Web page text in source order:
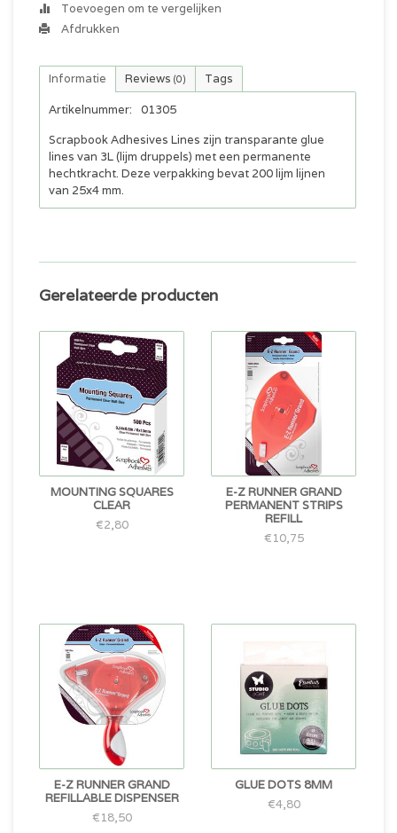
Toevoegen om te vergelijken
Afdrukken
Informatie Reviews (0) Tags
Artikelnummer:
01305
Scrapbook Adhesives Lines zijn transparante glue
lines van 3L (lijm druppels) met een permanente
hechtkracht. Deze verpakking bevat 200 lijm lijnen
van 25x4 mm.
Gerelateerde producten
MOUNTING SQUARES
CLEAR
€2,80
E-Z RUNNER GRAND
PERMANENT STRIPS
REFILL
€10,75
E-Z RUNNER GRAND
REFILLABLE DISPENSER
€18,50
GLUE DOTS 8MM
€4,80